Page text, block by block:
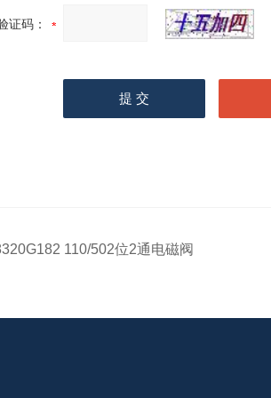
证码：
110/502位2通电磁阀